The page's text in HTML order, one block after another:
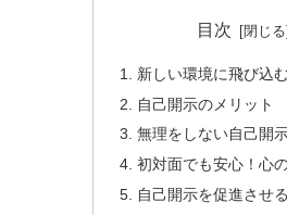
目次
新しい環境に飛び込
自己開示のメリット
無理をしない自己開
初対面でも安心！心
自己開示を促進させ